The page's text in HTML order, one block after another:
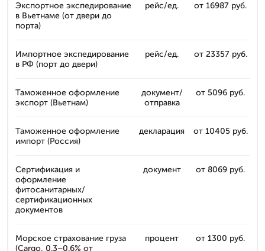
Экспортное экспедирование
в Вьетнаме (от двери до
порта)
рейс/ед. от 16987 руб.
Импортное экспедирование
в РФ (порт до двери)
рейс/ед. от 23357 руб.
Таможенное оформление
экспорт (Вьетнам)
документ/
отправка
от 5096 руб.
Таможенное оформление
импорт (Россия)
декларация от 10405 руб.
Сертификация и
оформление
фитосанитарных/
сертификационных
документов
документ от 8069 руб.
Морское страхование груза
(Cargo, 0.3–0.6% от
процент от 1300 руб.